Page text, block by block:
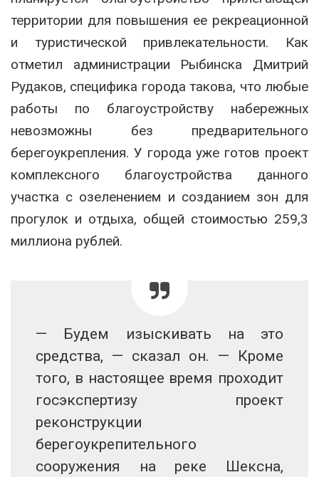
территории для повышения ее рекреационной
и туристической привлекательности. Как
отметил администрации Рыбинска Дмитрий
Рудаков, специфика города такова, что любые
работы по благоустройству набережных
невозможны без предварительного
берегоукрепления. У города уже готов проект
комплексного благоустройства данного
участка с озеленением и созданием зон для
прогулок и отдыха, общей стоимостью 259,3
миллиона рублей.
— Будем изыскивать на это
средства, — сказал он. — Кроме
того, в настоящее время проходит
госэкспертизу проект
реконструкции
берегоукрепительного
сооружения на реке Шексна,